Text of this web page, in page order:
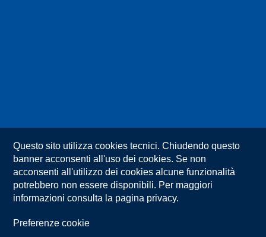
Questo sito utilizza cookies tecnici. Chiudendo questo
banner acconsenti all'uso dei cookies. Se non
acconsenti all'utilizzo dei cookies alcune funzionalità
potrebbero non essere disponibili. Per maggiori
informazioni consulta la pagina privacy.
Preferenze cookie